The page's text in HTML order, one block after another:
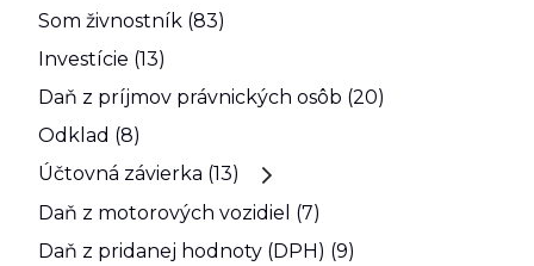
Som živnostník (83)
Investície (13)
Daň z príjmov právnických osôb (20)
Odklad (8)
Účtovná závierka (13)
Daň z motorových vozidiel (7)
Daň z pridanej hodnoty (DPH) (9)